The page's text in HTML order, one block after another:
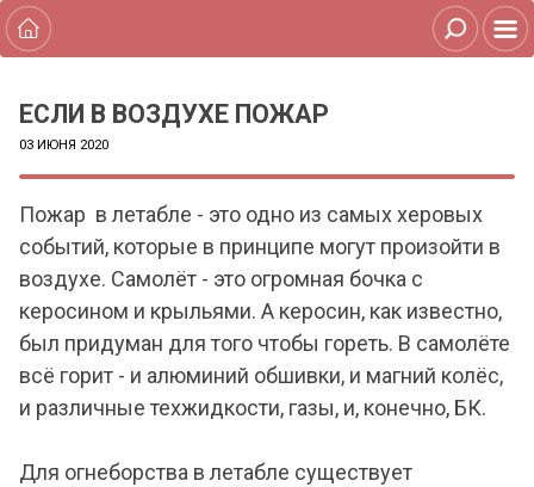
ЕСЛИ В ВОЗДУХЕ ПОЖАР
03 ИЮНЯ 2020
Пожар в летабле - это одно из самых херовых
событий, которые в принципе могут произойти в
воздухе. Самолёт - это огромная бочка с
керосином и крыльями. А керосин, как известно,
был придуман для того чтобы гореть. В самолёте
всё горит - и алюминий обшивки, и магний колёс,
и различные техжидкости, газы, и, конечно, БК.
Для огнеборства в летабле существует